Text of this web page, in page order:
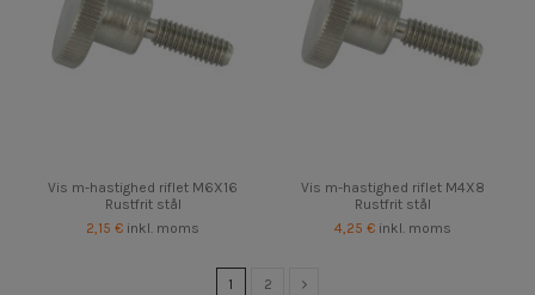
Vis m-hastighed riflet M6X16
Rustfrit stål
2,15 € inkl. moms
Vis m-hastighed riflet M4X8
Rustfrit stål
4,25 € inkl. moms
1 2